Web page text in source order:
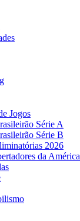
Jogos
Série A
Série B
2026
da América